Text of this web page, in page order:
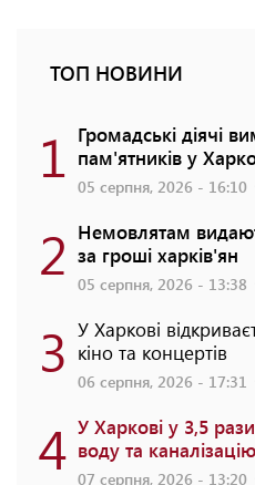
ТОП НОВИНИ
1 Громадські діячі
пам'ятників у
05 серпня, 2026 - 16:10
2 Немовлятам
за гроші харків'ян
05 серпня, 2026 - 13:38
3 У Харкові
кіно та концертів
06 серпня, 2026 - 17:31
4 У Харкові у 3,5
воду та каналізацію
07 серпня, 2026 - 13:20